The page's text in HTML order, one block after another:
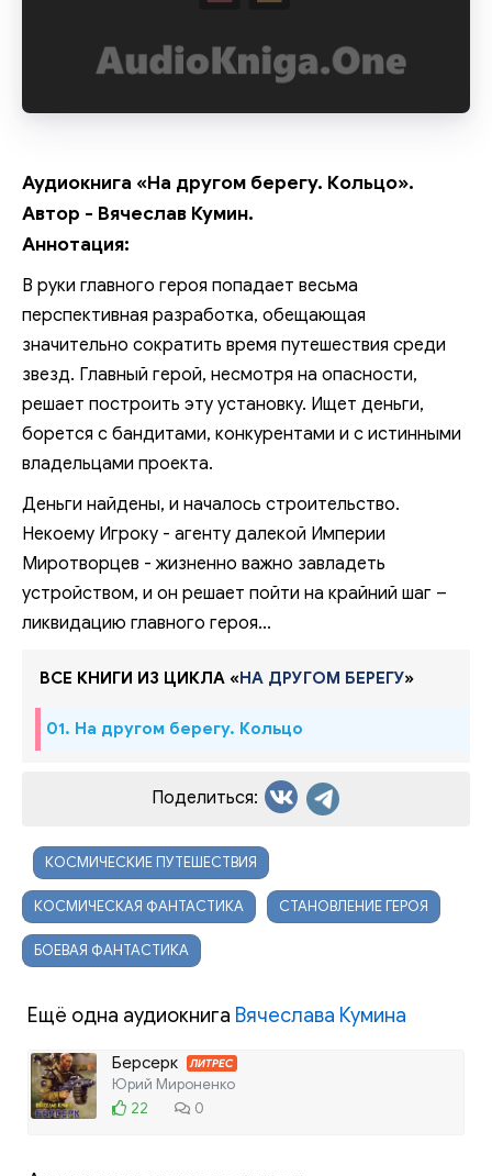
Аудиокнига «На другом берегу. Кольцо».
Автор - Вячеслав Кумин.
Аннотация:
В руки главного героя попадает весьма
перспективная разработка, обещающая
значительно сократить время путешествия среди
звезд. Главный герой, несмотря на опасности,
решает построить эту установку. Ищет деньги,
борется с бандитами, конкурентами и с истинными
владельцами проекта.
Деньги найдены, и началось строительство.
Некоему Игроку - агенту далекой Империи
Миротворцев - жизненно важно завладеть
устройством, и он решает пойти на крайний шаг –
ликвидацию главного героя...
ВСЕ КНИГИ ИЗ ЦИКЛА «НА ДРУГОМ БЕРЕГУ»
01. На другом берегу. Кольцо
Поделиться:
КОСМИЧЕСКИЕ ПУТЕШЕСТВИЯ
КОСМИЧЕСКАЯ ФАНТАСТИКА СТАНОВЛЕНИЕ ГЕРОЯ
БОЕВАЯ ФАНТАСТИКА
Ещё одна аудиокнига Вячеслава Кумина
Берсерк ЛИТРЕС
Юрий Мироненко
22
0